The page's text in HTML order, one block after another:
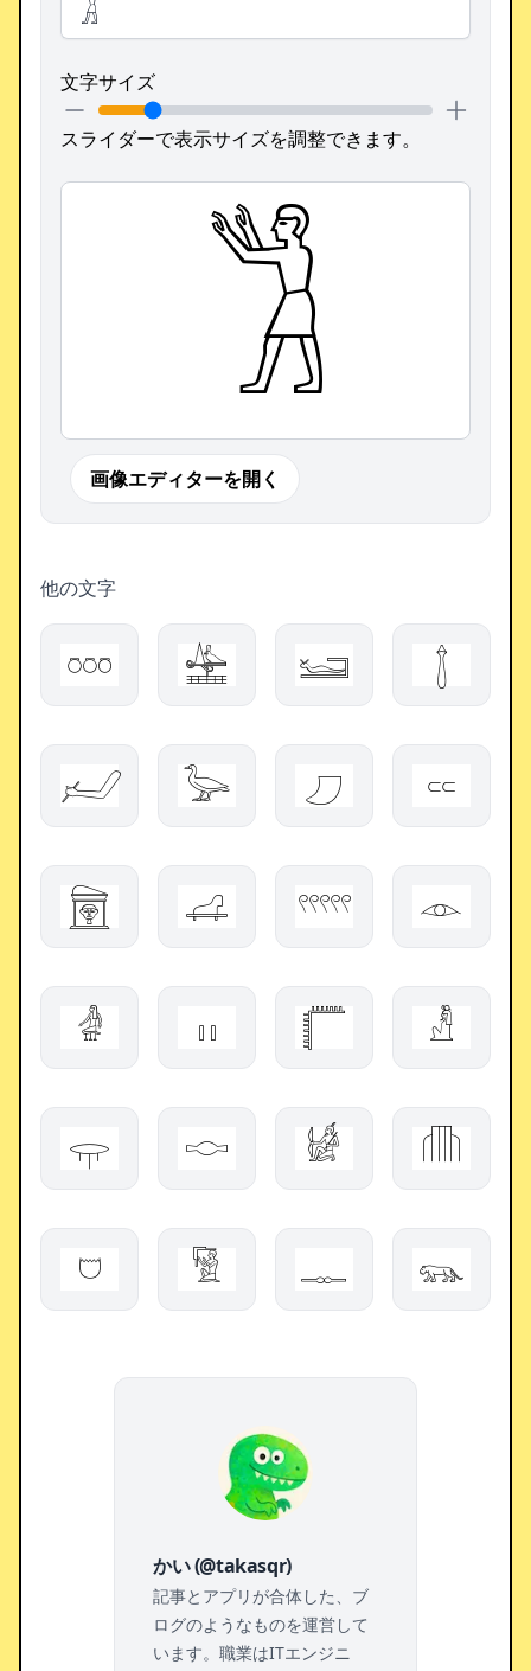
文字サイズ
スライダーで表示サイズを調整できます。
𓀢
画像エディターを開く
他の文字
𓏍 𓈵 𓆒 𓉼
𓃈 𓅬 𓈔 𓎮
𓉤 𓊩 𓍫 𓁹
𓁓 𓏮 𓉨 𓁚
𓂍 𓎷 𓀎 𓏆
𓈞 𓀅 𓊃 𓃮
かい (@takasqr)
記事とアプリが合体した、ブ
ログのようなものを運営して
います。職業はITエンジニ